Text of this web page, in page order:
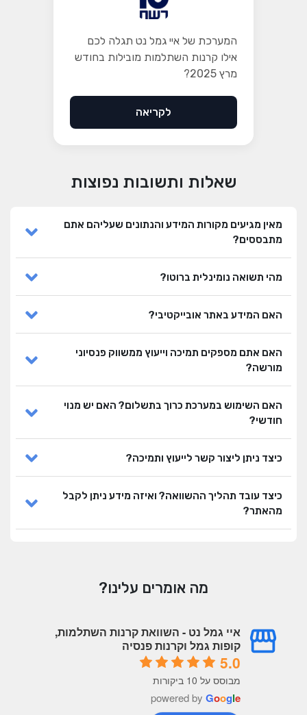
המערכת של איי גמל נט תגלה לכם
אילו קרנות השתלמות מובילות בחודש
מרץ 2025?
לקריאה
שאלות ותשובות נפוצות
מאין מגיעים מקורות המידע והנתונים שעליהם אתם
מתבססים?
מהי תשואה נומינלית ברוטו?
האם המידע באתר אובייקטיבי?
האם אתם מספקים תמיכה וייעוץ ממשווק פנסיוני
מורשה?
האם השימוש במערכת כרוך בתשלום? האם יש מנוי
חודשי?
כיצד ניתן ליצור קשר לייעוץ ותמיכה?
כיצד עובד תהליך ההשוואה? ואיזה מידע ניתן לקבל
מהאתר?
מה אומרים עלינו?
איי גמל נט - השוואת קרנות השתלמות,
קופות גמל וקרנות פנסיה
5.0
מבוסס על 10 ביקורות
powered by Google